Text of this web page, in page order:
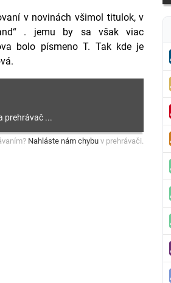
v novinách všimol titulok, v
. jemu by sa však viac
bolo písmeno T. Tak kde je
Nahláste nám chybu v prehrávači.